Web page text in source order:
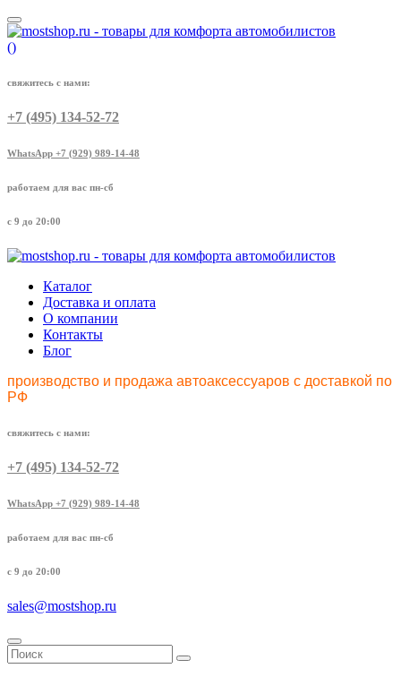
()
свяжитесь с нами:
+7 (495) 134-52-72
WhatsApp +7 (929) 989-14-48
работаем для вас пн-сб
с 9 до 20:00
Каталог
Доставка и оплата
О компании
Контакты
Блог
производство и продажа автоаксессуаров с доставкой по
РФ
свяжитесь с нами:
+7 (495) 134-52-72
WhatsApp +7 (929) 989-14-48
работаем для вас пн-сб
с 9 до 20:00
sales@mostshop.ru